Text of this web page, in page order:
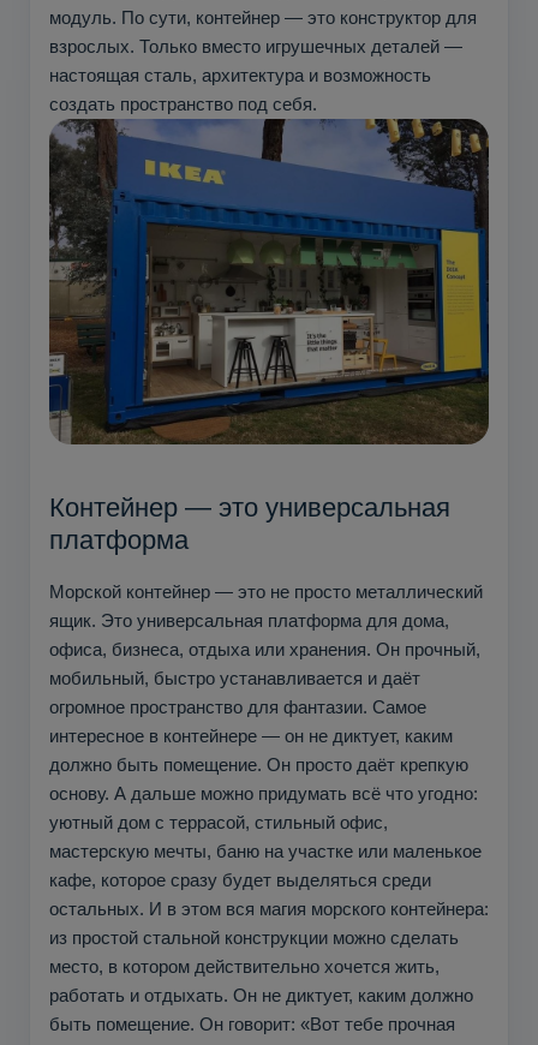
модуль. По сути, контейнер — это конструктор для
взрослых. Только вместо игрушечных деталей —
настоящая сталь, архитектура и возможность
создать пространство под себя.
Контейнер — это универсальная
платформа
Морской контейнер — это не просто металлический
ящик. Это универсальная платформа для дома,
офиса, бизнеса, отдыха или хранения. Он прочный,
мобильный, быстро устанавливается и даёт
огромное пространство для фантазии. Самое
интересное в контейнере — он не диктует, каким
должно быть помещение. Он просто даёт крепкую
основу. А дальше можно придумать всё что угодно:
уютный дом с террасой, стильный офис,
мастерскую мечты, баню на участке или маленькое
кафе, которое сразу будет выделяться среди
остальных. И в этом вся магия морского контейнера:
из простой стальной конструкции можно сделать
место, в котором действительно хочется жить,
работать и отдыхать. Он не диктует, каким должно
быть помещение. Он говорит: «Вот тебе прочная